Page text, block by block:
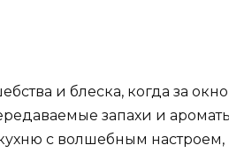
и блеска, когда за
запахи и
с волшебным настроем,